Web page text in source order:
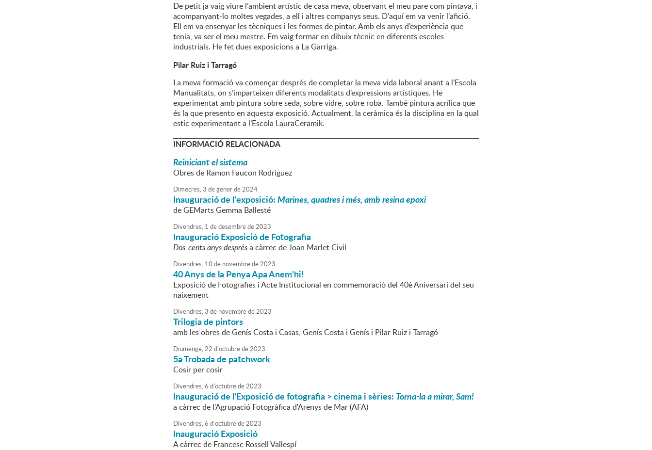
De petit ja vaig viure l’ambient artístic de casa meva, observant el meu pare com pintava, i
acompanyant-lo moltes vegades, a ell i altres companys seus. D’aquí em va venir l’afició.
Ell em va ensenyar les tècniques i les formes de pintar. Amb els anys d’experiència que
tenia, va ser el meu mestre. Em vaig formar en dibuix tècnic en diferents escoles
industrials. He fet dues exposicions a La Garriga.
Pilar Ruiz i Tarragó
La meva formació va començar després de completar la meva vida laboral anant a l’Escola
Manualitats, on s’imparteixen diferents modalitats d’expressions artístiques. He
experimentat amb pintura sobre seda, sobre vidre, sobre roba. També pintura acrílica que
és la que presento en aquesta exposició. Actualment, la ceràmica és la disciplina en la qual
estic experimentant a l’Escola LauraCeramik.
INFORMACIÓ RELACIONADA
Reiniciant el sistema
Obres de Ramon Faucon Rodríguez
Dimecres,3 degenerde2024
Inauguració de l'exposició:Marines, quadres i més, amb resina epoxi
de GEMarts Gemma Ballesté
Divendres, 1 dedesembrede2023
Inauguració Exposició de Fotografia
Dos-cents anys desprésa càrrec de Joan Marlet Civil
Divendres, 10 de novembrede2023
40 Anys de la Penya Apa Anem'hi!
Exposició de Fotografies i Acte Institucional en commemoració del 40è Aniversari del seu
naixement
Divendres,3 de novembrede2023
Trilogia de pintors
amb les obres de Genís Costa i Casas, Genís Costa i Genís i Pilar Ruiz i Tarragó
Diumenge,22 d'octubrede2023
5a Trobada de patchwork
Cosir per cosir
Divendres,6 d'octubrede2023
Inauguració de l'Exposició de fotografia > cinema i sèries: Torna-la a mirar, Sam!
a càrrec de l'Agrupació Fotogràfica d'Arenys de Mar (AFA)
Divendres,6 d'octubrede2023
Inauguració Exposició
A càrrec de Francesc Rossell Vallespí